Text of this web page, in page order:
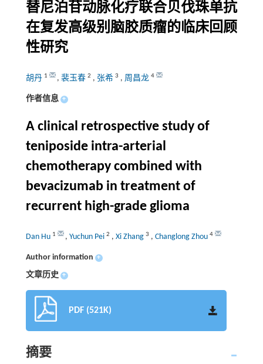
替尼泊苷动脉化疗联合贝伐珠单抗
在复发高级别脑胶质瘤的临床回顾
性研究
胡丹 1 , 裴玉春 2 , 张希 3 , 周昌龙 4
作者信息 +
A clinical retrospective study of
teniposide intra-arterial
chemotherapy combined with
bevacizumab in treatment of
recurrent high-grade glioma
Dan Hu 1 , Yuchun Pei 2 , Xi Zhang 3 , Changlong Zhou 4
Author information +
文章历史 +
PDF (521K)
摘要